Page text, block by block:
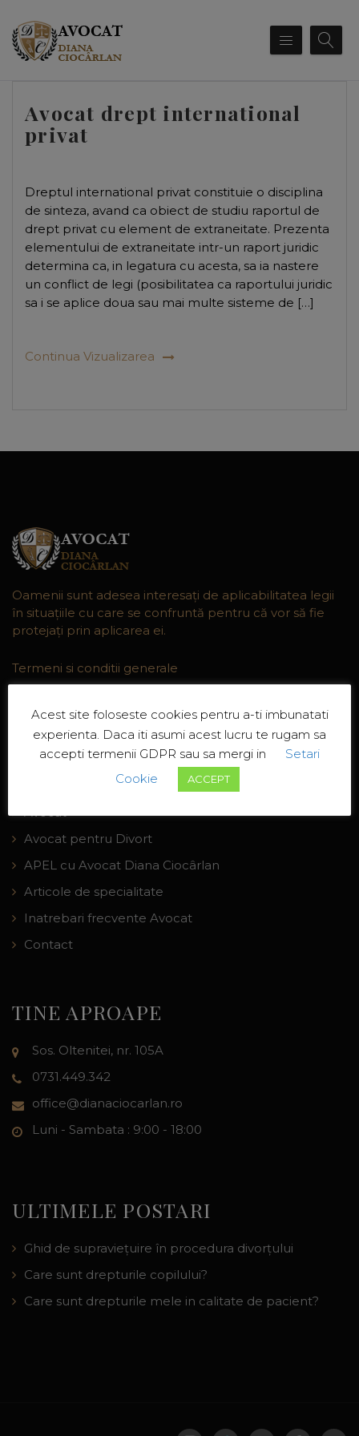
Avocat drept international
privat
Dreptul international privat constituie o disciplina
de sinteza, avand ca obiect de studiu raportul de
drept privat cu element de extraneitate. Prezenta
elementului de extraneitate intr-un raport juridic
determina ca, in legatura cu acesta, sa ia nastere
un conflict de legi (posibilitatea ca raportului juridic
sa i se aplice doua sau mai multe sisteme de […]
Continua Vizualizarea
Oamenii sunt adesea interesaţi de aplicabilitatea legii
în situaţiile cu care se confruntă pentru că vor să fie
protejaţi prin aplicarea ei.
Termeni si conditii generale
MENIU WEBSITE
Avocat
Avocat pentru Divort
APEL cu Avocat Diana Ciocârlan
Articole de specialitate
Inatrebari frecvente Avocat
Contact
TINE APROAPE
Sos. Oltenitei, nr. 105A
0731.449.342
office@dianaciocarlan.ro
Luni - Sambata : 9:00 - 18:00
ULTIMELE POSTARI
Ghid de supraviețuire în procedura divorțului
Care sunt drepturile copilului?
Care sunt drepturile mele in calitate de pacient?
Acest site foloseste cookies pentru a-ti imbunatati
experienta. Daca iti asumi acest lucru te rugam sa
accepti termenii GDPR sau sa mergi in
Setari
Cookie
ACCEPT